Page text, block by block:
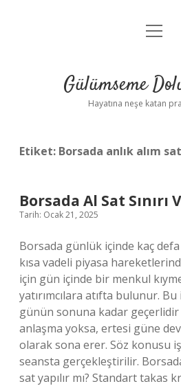
Anasayfa
Yasal
menüyü
Gülümseme
Hayatına neşe katan
Etiket: Borsada anlık alım
Borsada Al Sat Sınırı
Tarih: Ocak 21, 2025
Borsada günlük içinde kaç defa
kısa vadeli piyasa
için gün içinde bir menkul
yatırımcılara atıfta bulunur.
günün sonuna kadar
anlaşma yoksa, ertesi güne
olarak sona erer. Söz konusu
seansta gerçekleştirilir.
sat yapılır mı? Standart takas